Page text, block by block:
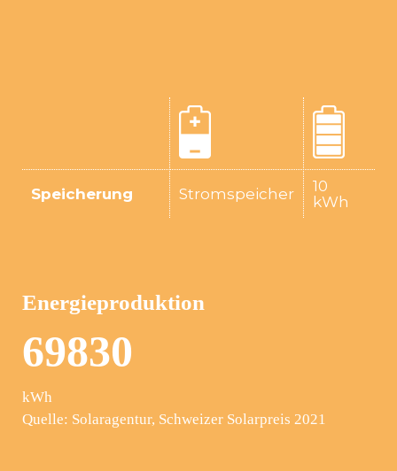
Speicherung Stromspeicher
10
kWh
Energieproduktion
69830
kWh
Quelle: Solaragentur, Schweizer Solarpreis 2021